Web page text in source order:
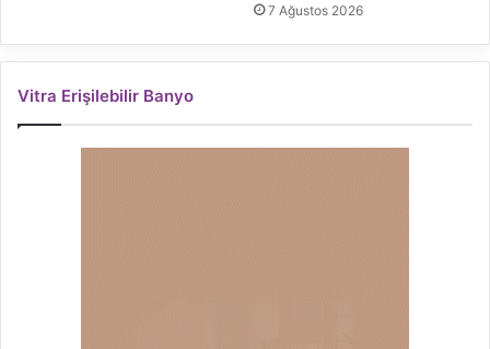
7 Ağustos 2026
Vitra Erişilebilir Banyo